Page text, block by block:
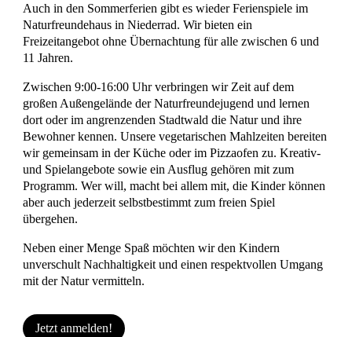
Auch in den Sommerferien gibt es wieder Ferienspiele im
Naturfreundehaus in Niederrad. Wir bieten ein
Freizeitangebot ohne Übernachtung für alle zwischen 6 und
11 Jahren.
Zwischen 9:00-16:00 Uhr verbringen wir Zeit auf dem
großen Außengelände der Naturfreundejugend und lernen
dort oder im angrenzenden Stadtwald die Natur und ihre
Bewohner kennen. Unsere vegetarischen Mahlzeiten bereiten
wir gemeinsam in der Küche oder im Pizzaofen zu. Kreativ-
und Spielangebote sowie ein Ausflug gehören mit zum
Programm. Wer will, macht bei allem mit, die Kinder können
aber auch jederzeit selbstbestimmt zum freien Spiel
übergehen.
Neben einer Menge Spaß möchten wir den Kindern
unverschult Nachhaltigkeit und einen respektvollen Umgang
mit der Natur vermitteln.
Jetzt anmelden!